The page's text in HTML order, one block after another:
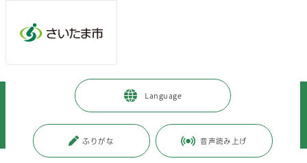
Language
ふりがな 音声読み上げ
市政情報 広報・報道 > 記者への情報提供
>